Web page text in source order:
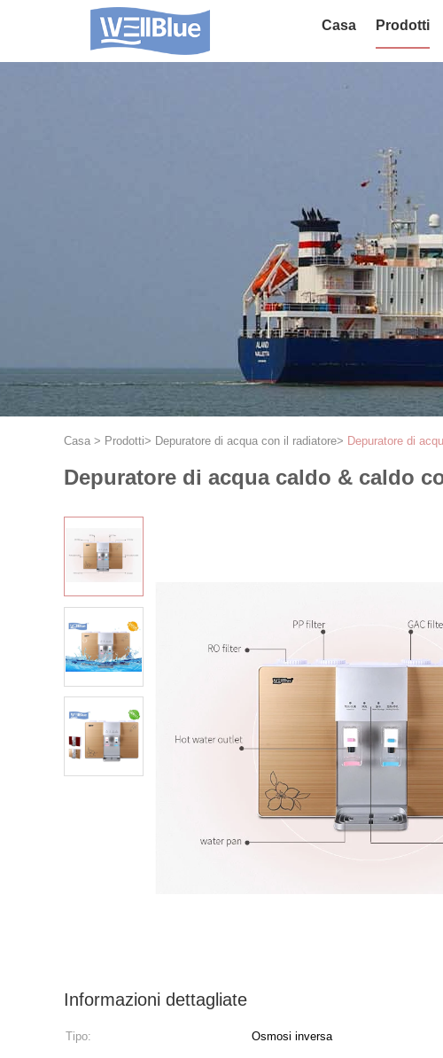
Casa Prodotti
Casa > Prodotti> Depuratore di acqua con il radiatore> Depuratore di
Depuratore di acqua caldo & caldo
Informazioni dettagliate
Tipo: Osmosi inversa